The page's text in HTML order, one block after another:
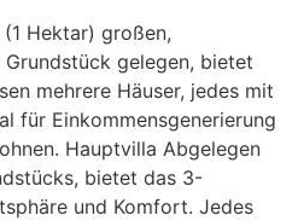
Hektar) großen,
gelegen, bietet
mehrere Häuser, jedes mit
für Einkommensgenerierung
Hauptvilla Abgelegen
bietet das 3-
und Komfort. Jedes